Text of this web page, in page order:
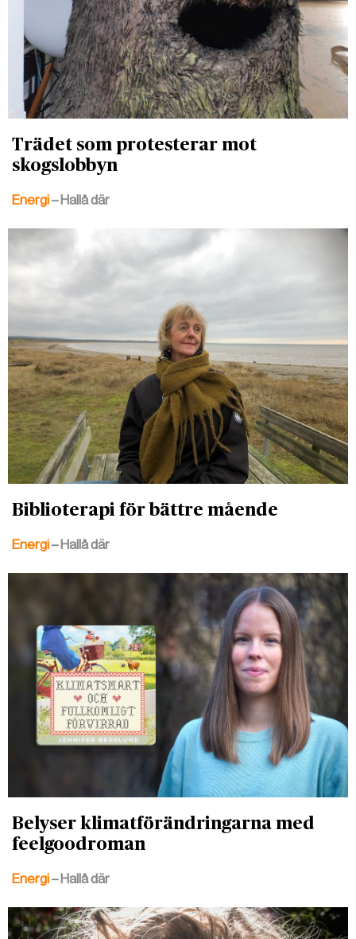
Trädet som protesterar mot
skogslobbyn
Energi– Hallå där
Biblioterapi för bättre mående
Energi– Hallå där
Belyser klimatförändringarna med
feelgoodroman
Energi– Hallå där